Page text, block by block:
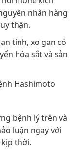
nhân hàng
thận.
tính, xơ gan có
hóa sắt và sản
Hashimoto
bệnh lý trên và
luận ngay với
thời.